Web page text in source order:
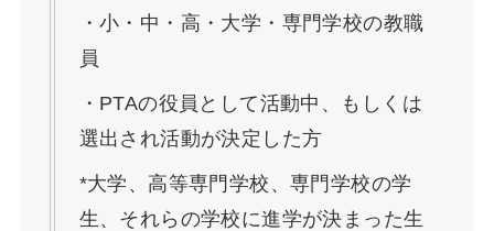
・小・中・高・大学・専門学校の教職
員
・PTAの役員として活動中、もしくは
選出され活動が決定した方
*大学、高等専門学校、専門学校の学
生、それらの学校に進学が決まった生